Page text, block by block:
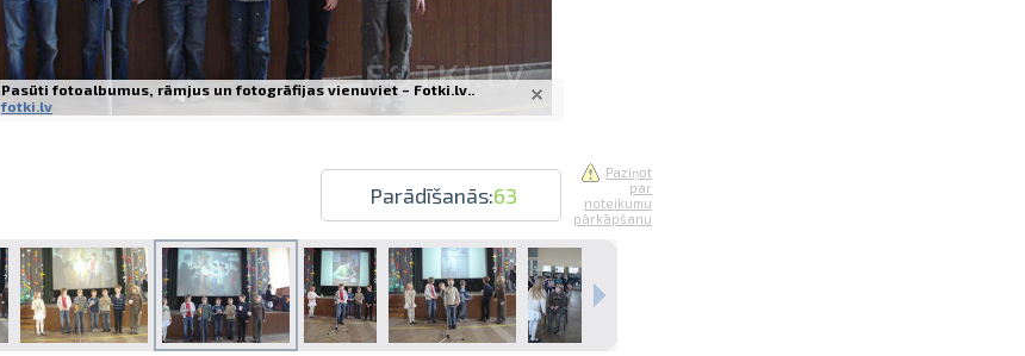
Izdrukas 1h laikā Rīgā – pasūtiet tiešsaistē
Dažādi formāti un papīra veidi jūsu foto
Piegāde visā Latvijā vai saņemšana klātienē
Pasūti fotoalbumus, rāmjus un fotogrāfijas vienuviet – Fotki.lv..
fotki.lv
Parādīšanās:63
Paziņot
par
noteikumu
pārkāpšanu